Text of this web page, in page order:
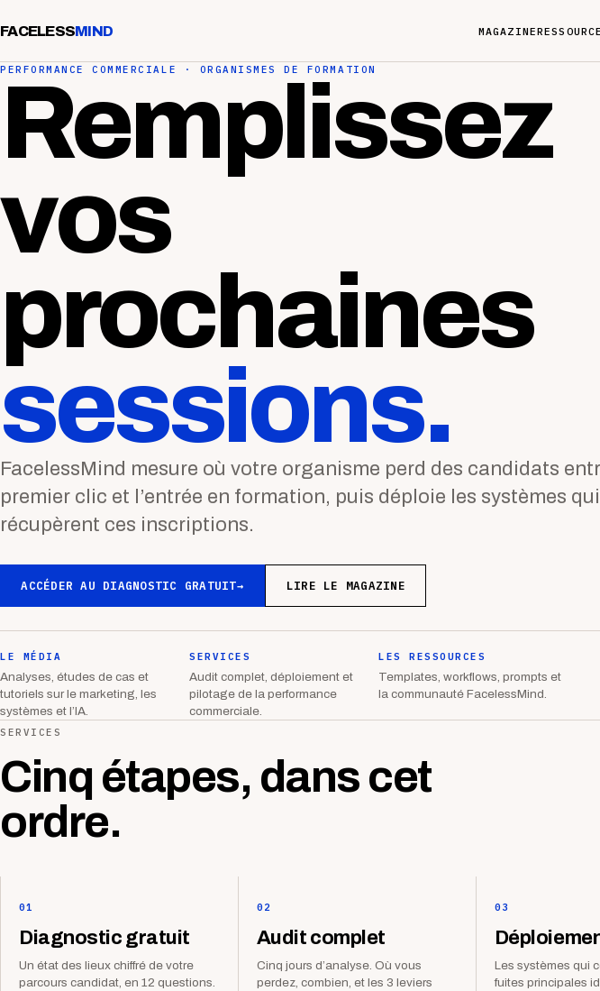
FACELESSMIND MAGAZINE
PERFORMANCE COMMERCIALE · ORGANISMES DE FORMATION
Remplissez
vos
prochaines
sessions.
FacelessMind mesure où votre organisme perd des candidats
premier clic et l’entrée en formation, puis déploie les systèmes qui
récupèrent ces inscriptions.
ACCÉDER AU DIAGNOSTIC GRATUIT→ LIRE LE MAGAZINE
LE MÉDIA
Analyses, études de cas et
tutoriels sur le marketing, les
systèmes et l’IA.
SERVICES
Audit complet, déploiement et
pilotage de la performance
commerciale.
LES RESSOURCES
Templates, workflows, prompts et
la communauté FacelessMind.
SERVICES
Cinq étapes, dans cet
ordre.
01
Diagnostic gratuit
Un état des lieux chiffré de votre
parcours candidat, en 12 questions.
02
Audit complet
Cinq jours d’analyse. Où vous
perdez, combien, et les 3 leviers
03
Les systèmes qui
fuites principales